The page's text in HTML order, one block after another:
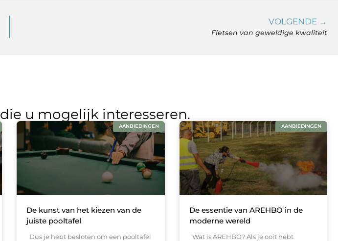
VOLGENDE →
Fietsen van geweldige kwaliteit
die u mogelijk interesseren.
AANBIEDINGEN
De kunst van het kiezen van de
juiste pooltafel
Dus je hebt besloten om een pooltafel
AANBIEDINGEN
De essentie van AREHBO in de
moderne wereld
Wat is AREHBO? Als je ooit hebt